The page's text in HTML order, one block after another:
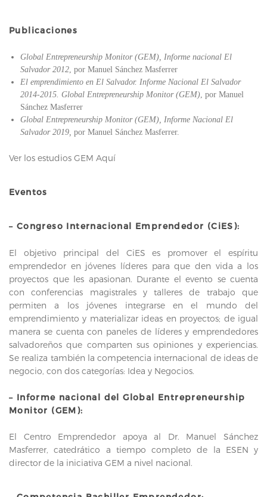
Publicaciones
Global Entrepreneurship Monitor (GEM), Informe nacional El
Salvador 2012, por Manuel Sánchez Masferrer
El emprendimiento en El Salvador. Informe Nacional El Salvador
2014-2015. Global Entrepreneurship Monitor (GEM), por Manuel
Sánchez Masferrer
Global Entrepreneurship Monitor (GEM), Informe Nacional El
Salvador 2019, por Manuel Sánchez Masferrer.
Ver los estudios GEM Aquí
Eventos
– Congreso Internacional Emprendedor (CiES):
El objetivo principal del CiES es promover el espíritu
emprendedor en jóvenes líderes para que den vida a los
proyectos que les apasionan. Durante el evento se cuenta
con conferencias magistrales y talleres de trabajo que
permiten a los jóvenes integrarse en el mundo del
emprendimiento y materializar ideas en proyectos; de igual
manera se cuenta con paneles de líderes y emprendedores
salvadoreños que comparten sus opiniones y experiencias.
Se realiza también la competencia internacional de ideas de
negocio, con dos categorías: Idea y Negocios.
– Informe nacional del Global Entrepreneurship
Monitor (GEM):
El Centro Emprendedor apoya al Dr. Manuel Sánchez
Masferrer, catedrático a tiempo completo de la ESEN y
director de la iniciativa GEM a nivel nacional.